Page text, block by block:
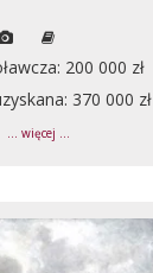
200 000 zł
370 000 zł
... więcej ...